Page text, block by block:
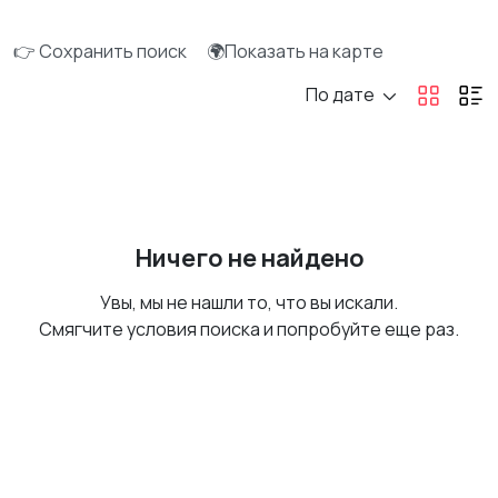
👉 Сохранить поиск
🌍Показать на карте
По дате
Ничего не найдено
Увы, мы не нашли то, что вы искали.
Смягчите условия поиска и попробуйте еще раз.